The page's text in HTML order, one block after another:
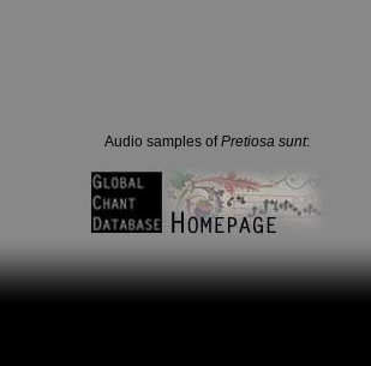
Audio samples ofPretiosa sunt: